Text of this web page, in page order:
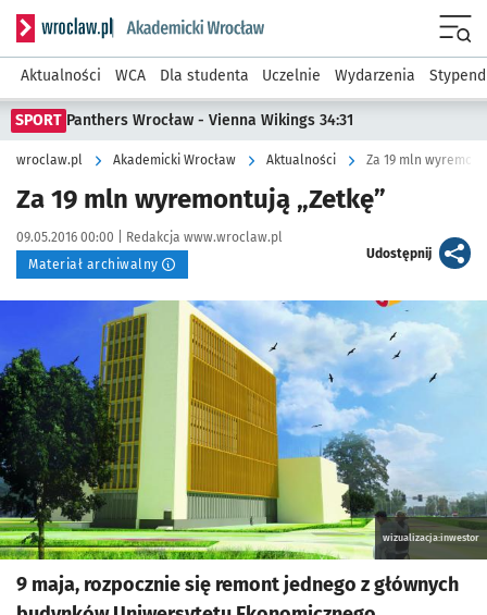
Serwis informacyjny wroclaw.pl podserwis: Akademicki
Aktualności WCA Dla studenta Uczelnie Wydarzenia
SPORT Panthers Wrocław - Vienna Wikings 34:31
wroclaw.pl Akademicki Wrocław Aktualności Za 19 mln
Za 19 mln wyremontują „Zetkę”
Data publikacji:
09.05.2016 00:00 | Autor:
Redakcja www.wroclaw.pl
Materiał archiwalny
Udostępnijartykuł
Kliknij, aby powiększyć
wizualizacja:inwestor
9 maja, rozpocznie się remont jednego z głównych